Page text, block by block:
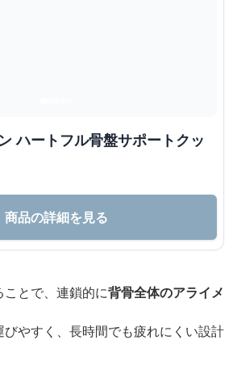
ハートフル骨盤サポートクッ
商品の詳細を見る
とで、連鎖的に背骨全体のアライメ
びやすく、長時間でも疲れにくい設計